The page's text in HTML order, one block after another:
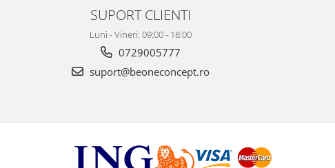
SUPORT CLIENTI
Luni - Vineri: 09:00 - 18:00
0729005777
suport@beoneconcept.ro